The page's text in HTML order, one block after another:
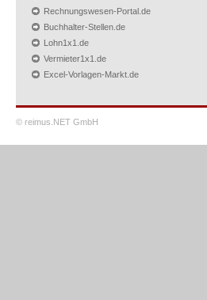
Rechnungswesen-Portal.de
Buchhalter-Stellen.de
Lohn1x1.de
Vermieter1x1.de
Excel-Vorlagen-Markt.de
© reimus.NET GmbH